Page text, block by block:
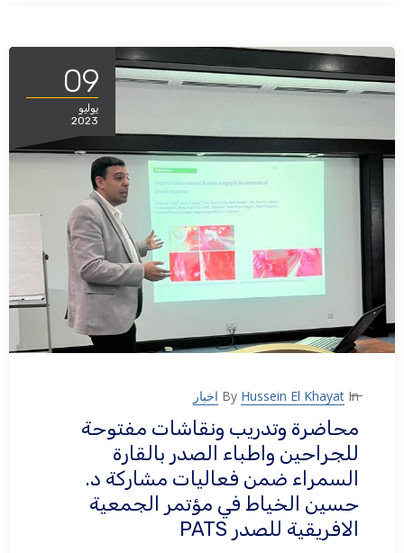
09
يوليو
2023
By Hussein El Khayat In اخبار
محاضرة وتدريب ونقاشات مفتوحة
للجراحين واطباء الصدر بالقارة
السمراء ضمن فعاليات مشاركة د.
حسين الخياط في مؤتمر الجمعية
الافريقية للصدر PATS